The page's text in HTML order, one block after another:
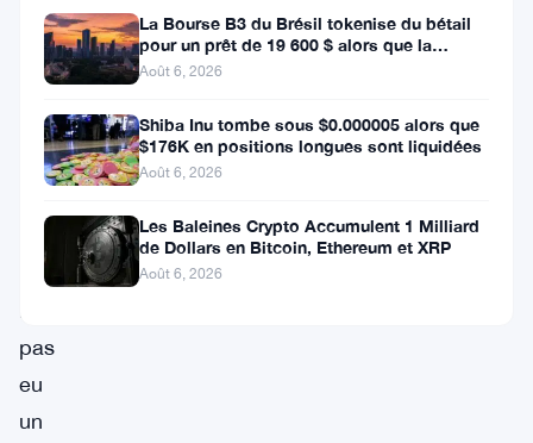
européens
ont
soif
américaines
mais
pas
eu
un
La Bourse B3 du Brésil tokenise du bétail
pour un prêt de 19 600 $ alors que la
blockchain atteint la ferme
Août 6, 2026
Shiba Inu tombe sous $0.000005 alors que
$176K en positions longues sont liquidées
Août 6, 2026
Les Baleines Crypto Accumulent 1 Milliard
de Dollars en Bitcoin, Ethereum et XRP
Août 6, 2026